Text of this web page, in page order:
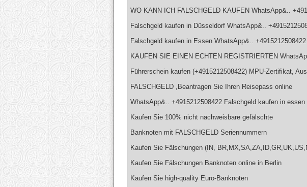
WO KANN ICH FALSCHGELD KAUFEN WhatsApp&..
Falschgeld kaufen in Düsseldorf WhatsApp&..
Falschgeld kaufen in Essen WhatsApp&.. +4915212508422
KAUFEN SIE EINEN ECHTEN REGISTRIERTEN
Führerschein kaufen (+4915212508422) MPU-Zertifikat,
FALSCHGELD ,Beantragen Sie Ihren Reisepass online
WhatsApp&.. +4915212508422 Falschgeld kaufen in essen
Kaufen Sie 100% nicht nachweisbare gefälschte
Banknoten mit FALSCHGELD Seriennummern
Kaufen Sie Fälschungen (IN,
Kaufen Sie Fälschungen Banknoten online in Berlin
Kaufen Sie high-quality Euro-Banknoten